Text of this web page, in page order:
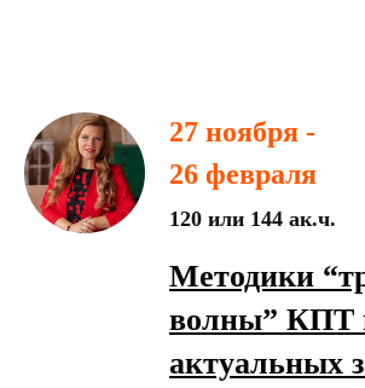
27 ноября -
26 февраля
120 или 144 ак.ч.
Методики
волны” КПТ
актуальных